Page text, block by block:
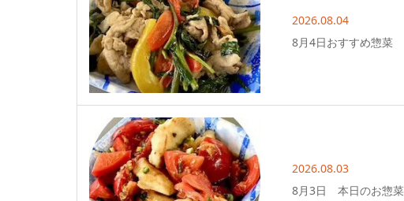
2026.08.04
8月4日おすすめ惣菜
2026.08.03
8月3日 本日のお惣菜